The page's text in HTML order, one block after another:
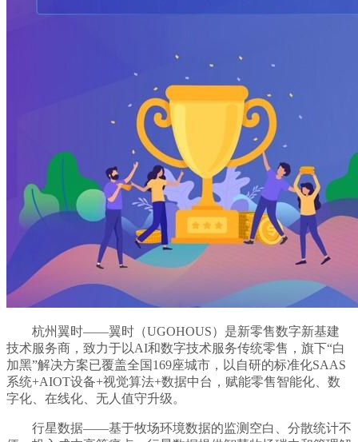
杭州翼时——翼时（UGOHOUS）是新零售数字新基建
技术服务商，致力于以AI和数字技术服务传统零售，旗下“白
加黑”解决方案已覆盖全国169座城市，以自研的标准化SAAS
系统+AIOT设备+视觉算法+数据中台，赋能零售智能化、数
字化、在线化、无人值守升级。
行星数据——基于牧场环境数据的监测空白、分散统计不